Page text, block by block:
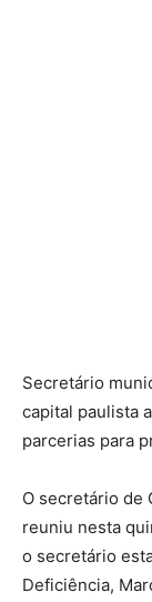
Secretário
capital paulista
parcerias para
O secretário de
reuniu nesta
o secretário
Deficiência,